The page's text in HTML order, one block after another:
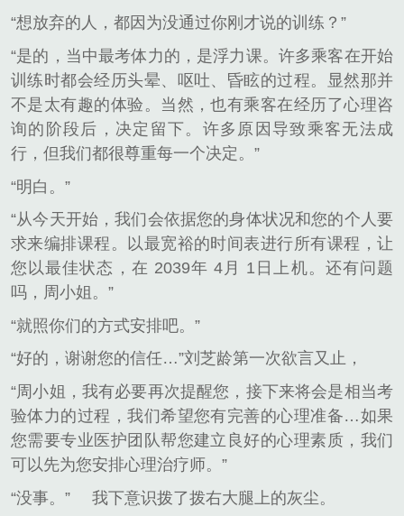
“想放弃的人，都因为没通过你刚才说的训练？”
“是的，当中最考体力的，是浮力课。许多乘客在开始
训练时都会经历头晕、呕吐、昏眩的过程。显然那并
不是太有趣的体验。当然，也有乘客在经历了心理咨
询的阶段后，决定留下。许多原因导致乘客无法成
行，但我们都很尊重每一个决定。”
“明白。”
“从今天开始，我们会依据您的身体状况和您的个人要
求来编排课程。以最宽裕的时间表进行所有课程，让
您以最佳状态，在 2039年 4月 1日上机。还有问题
吗，周小姐。”
“就照你们的方式安排吧。”
“好的，谢谢您的信任…”刘芝龄第一次欲言又止，
“周小姐，我有必要再次提醒您，接下来将会是相当考
验体力的过程，我们希望您有完善的心理准备…如果
您需要专业医护团队帮您建立良好的心理素质，我们
可以先为您安排心理治疗师。”
“没事。”
我下意识拨了拨右大腿上的灰尘。